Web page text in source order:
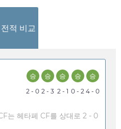
적 비교
승
2 - 0
승
2 - 3
승
2 - 1
승
0 - 2
승
4 - 0
는 헤타페 CF를 상대로 2 - 0